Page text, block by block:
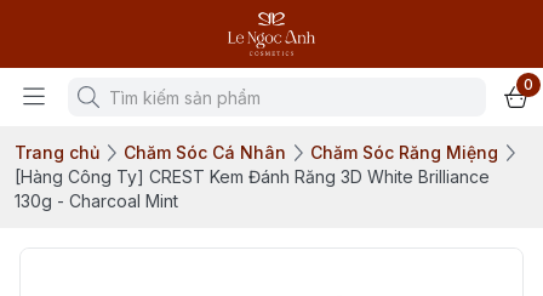
0
Trang chủ Chăm Sóc Cá Nhân
Chăm Sóc Răng Miệng
[Hàng Công Ty] CREST Kem Đánh Răng 3D White Brilliance
130g - Charcoal Mint